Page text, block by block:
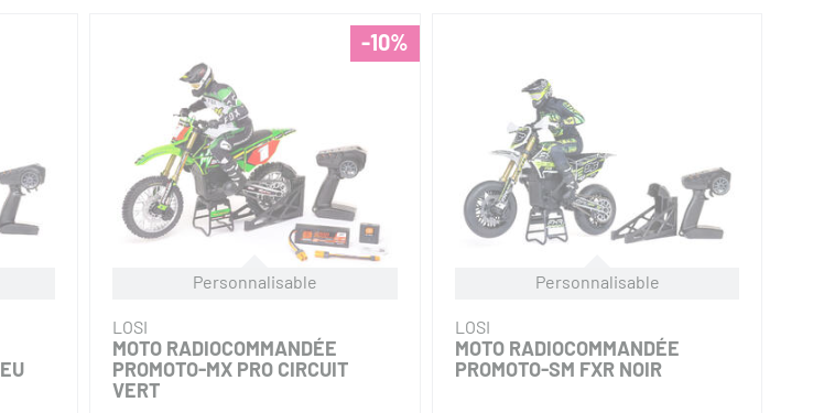
-10%
Personnalisable
LOSI
MOTO RADIOCOMMANDÉE
PROMOTO-MX PRO CIRCUIT
VERT
Personnalisable
LOSI
MOTO RADIOCOMMANDÉE
PROMOTO-SM FXR NOIR